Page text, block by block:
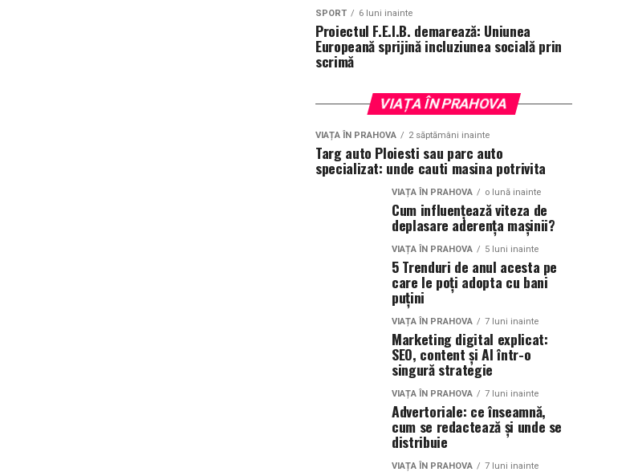
SPORT 6 luni inainte
Proiectul F.E.I.B. demarează: Uniunea
Europeană sprijină incluziunea socială prin
scrimă
VIAȚA ÎN PRAHOVA
VIAȚA ÎN PRAHOVA 2 săptămâni inainte
Targ auto Ploiesti sau parc auto
specializat: unde cauti masina potrivita
VIAȚA ÎN PRAHOVA o lună inainte
Cum influențează viteza de
deplasare aderența mașinii?
VIAȚA ÎN PRAHOVA 5 luni inainte
5 Trenduri de anul acesta pe
care le poți adopta cu bani
puțini
VIAȚA ÎN PRAHOVA 7 luni inainte
Marketing digital explicat:
SEO, content și AI într-o
singură strategie
VIAȚA ÎN PRAHOVA 7 luni inainte
Advertoriale: ce înseamnă,
cum se redactează și unde se
distribuie
VIAȚA ÎN PRAHOVA 7 luni inainte